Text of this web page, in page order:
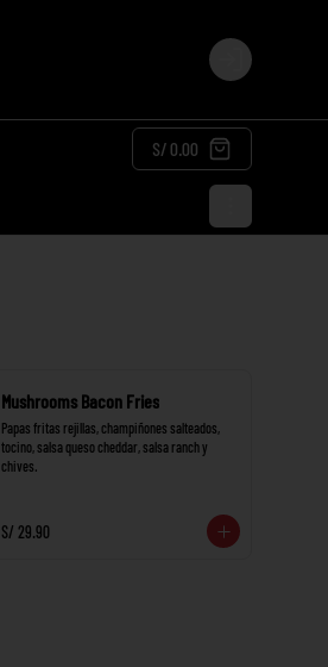
Login
S/ 0.00
Mushrooms Bacon Fries
Papas fritas rejillas, champiñones salteados,
tocino, salsa queso cheddar, salsa ranch y
chives.
S/ 29.90